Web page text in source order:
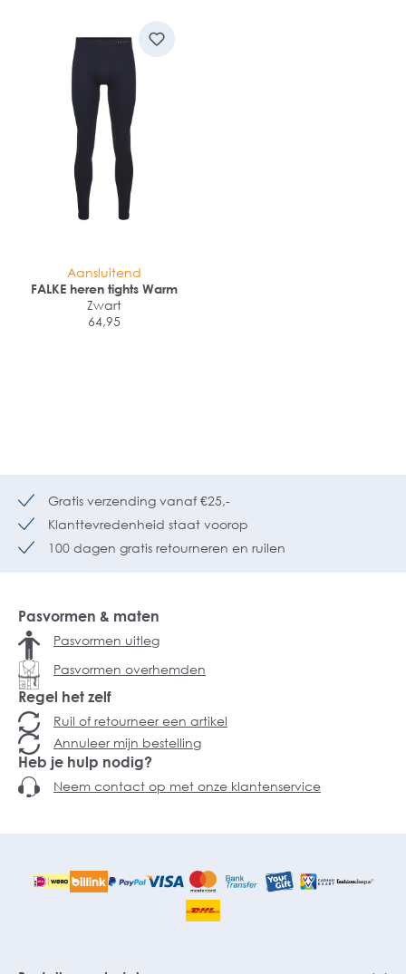
Aansluitend
FALKE heren tights Warm
Zwart
64,95
Gratis verzending vanaf €25,-
Klanttevredenheid staat voorop
100 dagen gratis retourneren en ruilen
Pasvormen & maten
Pasvormen uitleg
Pasvormen overhemden
Regel het zelf
Ruil of retourneer een artikel
Annuleer mijn bestelling
Heb je hulp nodig?
Neem contact op met onze klantenservice